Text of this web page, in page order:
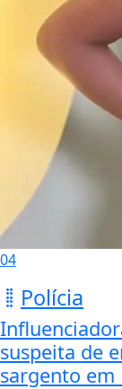
04
Polícia
suspeita de
sargento em